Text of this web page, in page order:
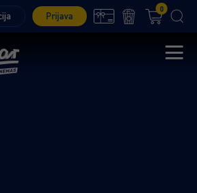
Prijava
0